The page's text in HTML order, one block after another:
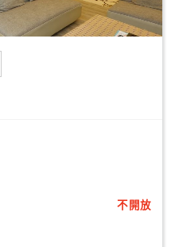
不開放